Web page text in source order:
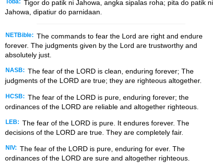
Toba: Tigor do patik ni Jahowa, angka sipalas roha; pita do patik ni
Jahowa, dipatiur do parnidaan.
NETBible: The commands to fear the Lord are right and endure
forever. The judgments given by the Lord are trustworthy and
absolutely just.
NASB: The fear of the LORD is clean, enduring forever; The
judgments of the LORD are true; they are righteous altogether.
HCSB: The fear of the LORD is pure, enduring forever; the
ordinances of the LORD are reliable and altogether righteous.
LEB: The fear of the LORD is pure. It endures forever. The
decisions of the LORD are true. They are completely fair.
NIV: The fear of the LORD is pure, enduring for ever. The
ordinances of the LORD are sure and altogether righteous.